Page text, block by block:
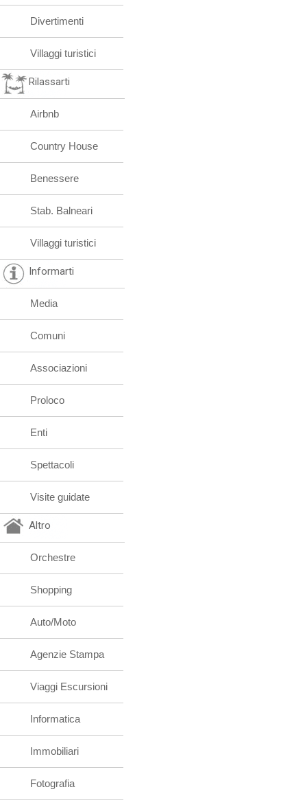
Divertimenti
Villaggi turistici
Rilassarti
Airbnb
Country House
Benessere
Stab. Balneari
Villaggi turistici
Informarti
Media
Comuni
Associazioni
Proloco
Enti
Spettacoli
Visite guidate
Altro
Orchestre
Shopping
Auto/Moto
Agenzie Stampa
Viaggi Escursioni
Informatica
Immobiliari
Fotografia